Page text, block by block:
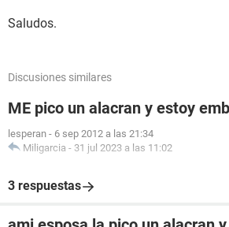
Saludos.
Discusiones similares
ME pico un alacran y estoy
lesperan - 6 sep 2012 a las 21:34
Miligarcia - 31 jul 2023 a las 11:02
3 respuestas